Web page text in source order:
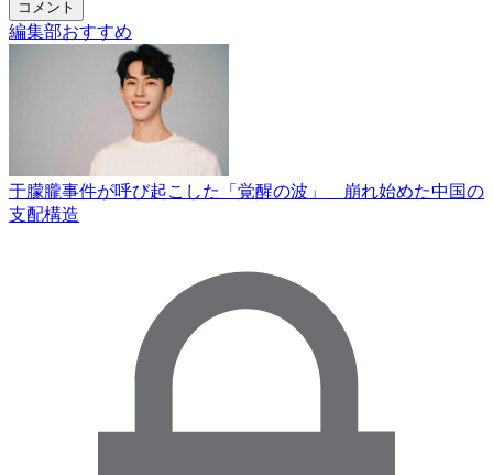
コメント
編集部おすすめ
于朦朧事件が呼び起こした「覚醒の波」 崩れ始めた中国の
支配構造